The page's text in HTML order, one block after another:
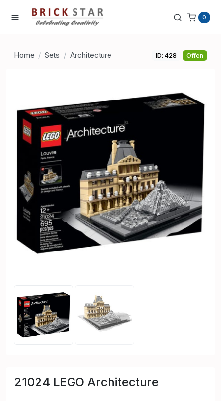
0
Home Sets Architecture ID: 428 Offen
21024 LEGO Architecture